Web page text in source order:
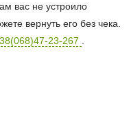
вас не устроило
вернуть его без чека.
23-267